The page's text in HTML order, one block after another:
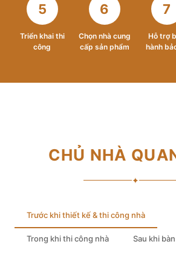
5
Triển khai thi
công
6
Chọn nhà cung
cấp sản phẩm
7
Hỗ trợ
hành
CHỦ NHÀ
✦
Trước khi thiết kế & thi công nhà
Trong khi thi công nhà Sau khi